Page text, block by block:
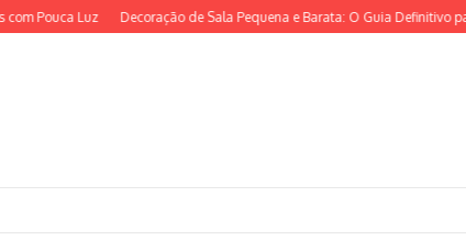
Luz Decoração de Sala Pequena e Barata: O Guia Definitivo para